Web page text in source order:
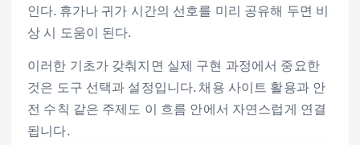
인다. 휴가나 귀가 시간의 선호를 미리 공유해 두면 비
상 시 도움이 된다.
이러한 기초가 갖춰지면 실제 구현 과정에서 중요한
것은 도구 선택과 설정입니다. 채용 사이트 활용과 안
전 수칙 같은 주제도 이 흐름 안에서 자연스럽게 연결
됩니다.